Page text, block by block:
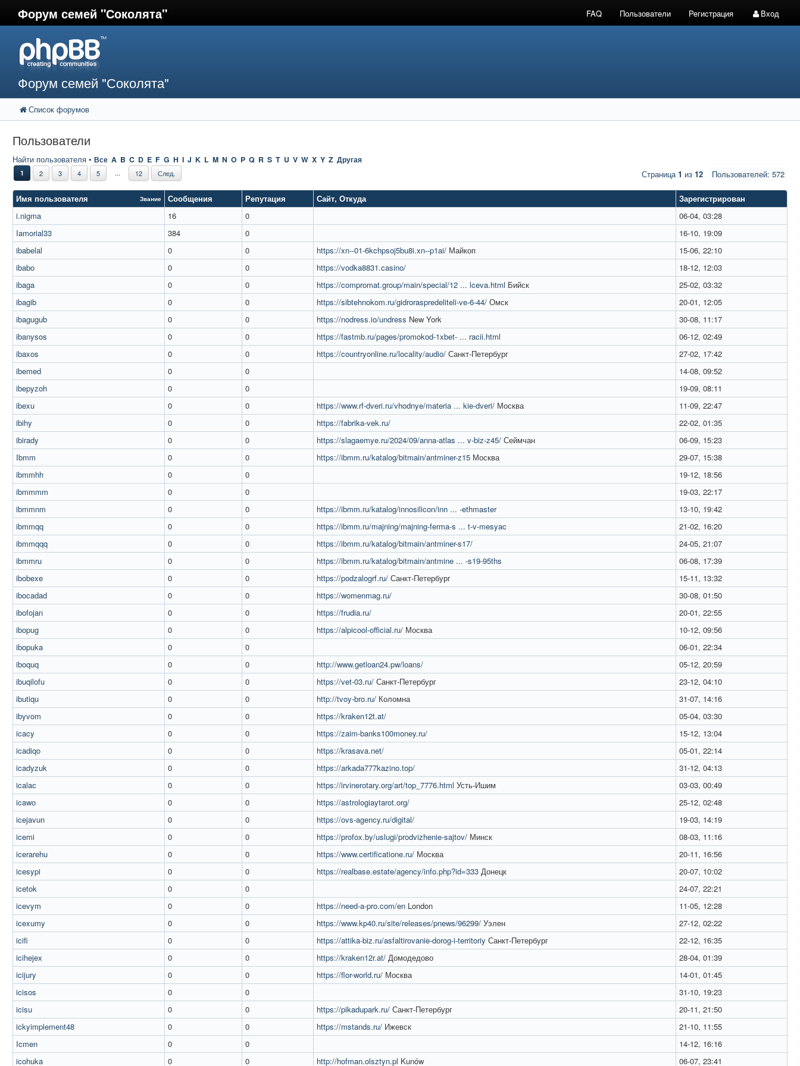
Форум семей "Соколята" FAQ Пользователи Регистрация Вход
Форум семей "Соколята"
Список форумов
Пользователи
Найти пользователя • Все A B C D E F G H I J K L M N O P Q R S T U V W X Y Z Другая
Пользователей: 572
1 2 3 4 5 ... 12 След. Страница1 из 12
Имя пользователя Звание Сообщения Репутация Сайт, Откуда
Зарегистрирован
i.nigma
16 0
06-04, 03:28
Iamorial33
384 0
16-10, 19:09
ibabelal
0 0 https://xn--01-6kchpsoj5bu8i.xn--p1ai/ Майкоп
15-06, 22:10
ibabo
0 0 https://vodka8831.casino/
18-12, 12:03
ibaga
0 0 https://compromat.group/main/special/12 ... lceva.html Бийск
25-02, 03:32
ibagib
0 0 https://sibtehnokom.ru/gidroraspredeliteli-ve-6-44/ Омск
20-01, 12:05
ibagugub
0 0 https://nodress.io/undress New York
30-08, 11:17
ibanysos
0 0 https://fastmb.ru/pages/promokod-1xbet- ... racii.html
06-12, 02:49
ibaxos
0 0 https://countryonline.ru/locality/audio/ Санкт-Петербург
27-02, 17:42
ibemed
0 0
14-08, 09:52
ibepyzoh
0 0
19-09, 08:11
ibexu
0 0 https://www.rf-dveri.ru/vhodnye/materia ... kie-dveri/ Москва
11-09, 22:47
ibihy
0 0 https://fabrika-vek.ru/
22-02, 01:35
ibirady
0 0 https://slagaemye.ru/2024/09/anna-atlas ... v-biz-z45/ Сеймчан
06-09, 15:23
Ibmm
0 0 https://ibmm.ru/katalog/bitmain/antminer-z15 Москва
29-07, 15:38
ibmmhh
0 0
19-12, 18:56
ibmmmm
0 0
19-03, 22:17
ibmmnm
0 0 https://ibmm.ru/katalog/innosilicon/inn ... -ethmaster
13-10, 19:42
ibmmqq
0 0 https://ibmm.ru/majning/majning-ferma-s ... t-v-mesyac
21-02, 16:20
ibmmqqq
0 0 https://ibmm.ru/katalog/bitmain/antminer-s17/
24-05, 21:07
ibmmru
0 0 https://ibmm.ru/katalog/bitmain/antmine ... -s19-95ths
06-08, 17:39
ibobexe
0 0 https://podzalogrf.ru/ Санкт-Петербург
15-11, 13:32
ibocadad
0 0 https://womenmag.ru/
30-08, 01:50
ibofojan
0 0 https://frudia.ru/
20-01, 22:55
ibopug
0 0 https://alpicool-official.ru/ Москва
10-12, 09:56
ibopuka
0 0
06-01, 22:34
iboquq
0 0 http://www.getloan24.pw/loans/
05-12, 20:59
ibuqilofu
0 0 https://vet-03.ru/ Санкт-Петербург
23-12, 04:10
ibutiqu
0 0 http://tvoy-bro.ru/ Коломна
31-07, 14:16
ibyvom
0 0 https://kraken12t.at/
05-04, 03:30
icacy
0 0 https://zaim-banks100money.ru/
15-12, 13:04
icadiqo
0 0 https://krasava.net/
05-01, 22:14
icadyzuk
0 0 https://arkada777kazino.top/
31-12, 04:13
icalac
0 0 https://irvinerotary.org/art/top_7776.html Усть-Ишим
03-03, 00:49
icawo
0 0 https://astrologiaytarot.org/
25-12, 02:48
icejavun
0 0 https://ovs-agency.ru/digital/
19-03, 14:19
icemi
0 0 https://profox.by/uslugi/prodvizhenie-sajtov/ Минск
08-03, 11:16
icerarehu
0 0 https://www.certificatione.ru/ Москва
20-11, 16:56
icesypi
0 0 https://realbase.estate/agency/info.php?id=333 Донецк
20-07, 10:02
icetok
0 0
24-07, 22:21
icevym
0 0 https://need-a-pro.com/en London
11-05, 12:28
icexumy
0 0 https://www.kp40.ru/site/releases/pnews/96299/ Уэлен
27-12, 02:22
icifi
0 0 https://attika-biz.ru/asfaltirovanie-dorog-i-territoriy Санкт-Петербург
22-12, 16:35
icihejex
0 0 https://kraken12r.at/ Домодедово
28-04, 01:39
icijury
0 0 https://flor-world.ru/ Москва
14-01, 01:45
icisos
0 0
31-10, 19:23
icisu
0 0 https://pikadupark.ru/ Санкт-Петербург
20-11, 21:50
ickyimplement48
0 0 https://mstands.ru/ Ижевск
21-10, 11:55
Icmen
0 0
14-12, 16:16
icohuka
0 0 http://hofman.olsztyn.pl Kunów 06-07, 23:41